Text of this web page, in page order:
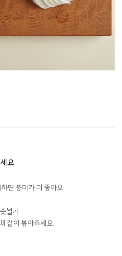
요.
면 풍미가 더 좋아요.
썰기
같이 볶아주세요.